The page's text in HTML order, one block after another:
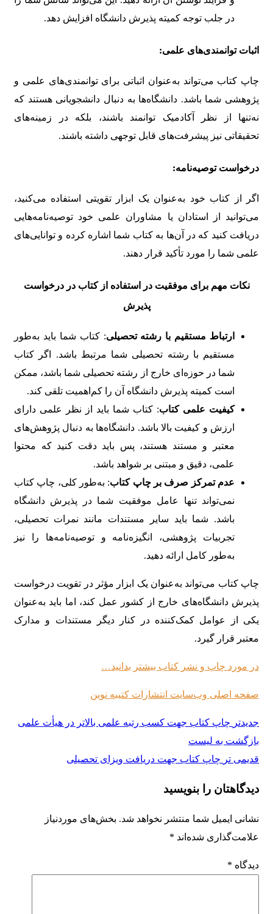
در جلب توجه کمیته پذیرش دانشگاه افزایش دهد.
اثبات توانمندی‌های علمی:
چاپ کتاب می‌تواند به‌عنوان اثباتی برای توانمندی‌های علمی و
پژوهشی شما باشد. دانشگاه‌ها به دنبال دانشجویانی هستند که
نه‌تنها از نظر آکادمیک توانمند باشند، بلکه در زمینه‌های
تحقیقاتی نیز پیشرفت‌های قابل توجهی داشته باشند.
درخواست توصیه‌نامه:
اگر از کتاب خود به‌عنوان یک ابزار تقویتی استفاده می‌کنید،
می‌توانید از استادان یا مشاوران علمی خود توصیه‌نامه‌هایی
دریافت کنید که در آن‌ها به کتاب شما اشاره کرده و توانایی‌های
علمی شما را مورد تأکید قرار دهند.
نکات مهم برای موفقیت در استفاده از کتاب در درخواست
پذیرش
ارتباط مستقیم با رشته تحصیلی: کتاب شما باید به‌طور
مستقیم با رشته تحصیلی شما مرتبط باشد. اگر کتاب
شما در حوزه‌ای خارج از رشته تحصیلی شما باشد، ممکن
است کمیته پذیرش دانشگاه آن را کم‌اهمیت تلقی کند.
کیفیت علمی کتاب: کتاب شما باید از نظر علمی دارای
ارزش و کیفیت بالا باشد. دانشگاه‌ها به دنبال پژوهش‌های
معتبر و مستند هستند، پس باید دقت کنید که محتوا
علمی، دقیق و مبتنی بر شواهد باشد.
عدم تمرکز صرف بر چاپ کتاب: به‌طور کلی، چاپ کتاب
نمی‌تواند تنها عامل موفقیت شما در پذیرش دانشگاه
باشد. شما باید سایر مستندات مانند نمرات تحصیلی،
تجربیات پژوهشی، انگیزه‌نامه و توصیه‌نامه‌ها را نیز
به‌طور کامل ارائه دهید.
چاپ کتاب می‌تواند به‌عنوان یک ابزار مؤثر در تقویت درخواست
پذیرش دانشگاه‌های خارج از کشور عمل کند، اما باید به‌عنوان
یکی از عوامل کمک‌کننده در کنار دیگر مستندات و مدارک
معتبر قرار گیرد.
در مورد چاپ و نشر کتاب بیشتر بدانید…
صفحه اصلی وب‌سایت انتشارات کتیبه نوین
جدیدتر چاپ کتاب جهت کسب رتبه علمی بالاتر در هیأت علمی
بازگشت به لیست
قدیمی تر چاپ کتاب جهت دریافت ویزای تحصیلی
دیدگاهتان را بنویسید
نشانی ایمیل شما منتشر نخواهد شد. بخش‌های موردنیاز
علامت‌گذاری شده‌اند *
دیدگاه *